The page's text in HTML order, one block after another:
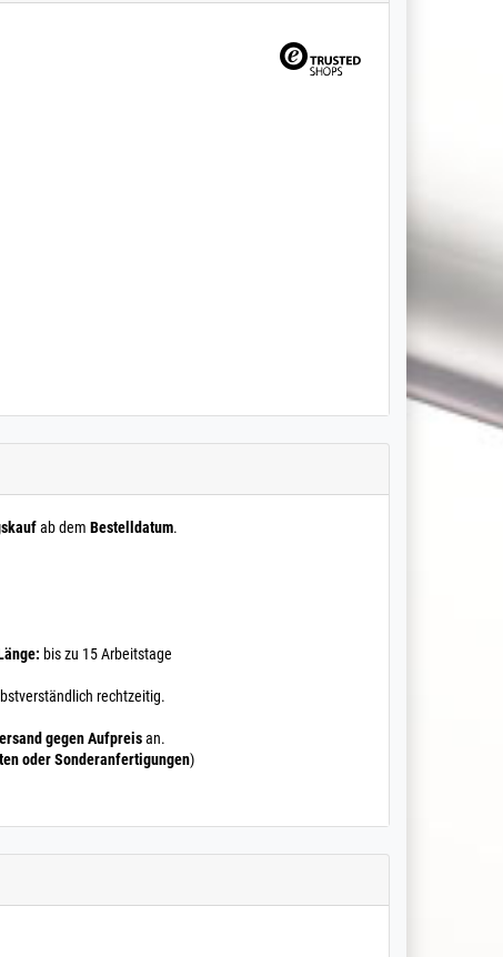
(6 Pakete). Al...
ab dem Bestelldatum.
bis zu 15 Arbeitstage
rechtzeitig.
gegen Aufpreisan.
oder Sonderanfertigungen)